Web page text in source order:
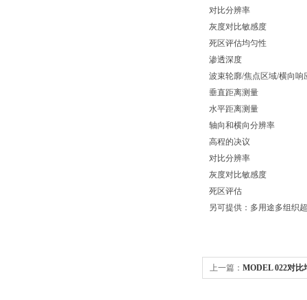
对比分辨率
灰度对比敏感度
死区评估均匀性
渗透深度
波束轮廓/焦点区域/横向响
垂直距离测量
水平距离测量
轴向和横向分辨率
高程的决议
对比分辨率
灰度对比敏感度
死区评估
另可提供：多用途多组织
上一篇： MODEL 022对